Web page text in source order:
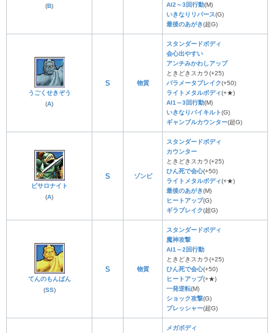
(B)
AI2～3回行動(M)
いきなりリバース(G)
最後のあがき(超G)
うごくせきぞう
(A)
S 物質
スタンダードボディ
会心出やすい
アンチみかわしアップ
ときどきスカラ(+25)
パラメータブレイク(+50)
ライトメタルボディ(+★)
AI1～3回行動(M)
いきなりバイキルト(G)
ギャンブルカウンター(超G)
ピサロナイト
(A)
S ゾンビ
スタンダードボディ
カウンター
ときどきスカラ(+25)
ひん死で会心(+50)
ライトメタルボディ(+★)
最後のあがき(M)
ヒートアップ(G)
ギラブレイク(超G)
てんのもんばん
(SS)
S 物質
スタンダードボディ
魔神攻撃
AI1～2回行動
ときどきスカラ(+25)
ひん死で会心(+50)
ヒートアップ(+★)
一発逆転(M)
ショック攻撃(G)
プレッシャー(超G)
メガボディ